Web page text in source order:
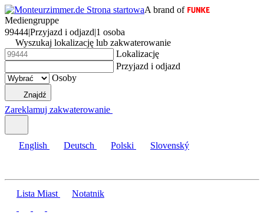
A brand of
Mediengruppe
99444|Przyjazd i odjazd|1 osoba
Wyszukaj lokalizację lub zakwaterowanie
Lokalizację
Przyjazd i odjazd
Osoby
Znajdź
Zareklamuj zakwaterowanie
English Deutsch Polski Slovenský
Lista Miast Notatnik